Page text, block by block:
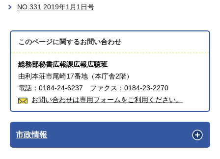
NO.331 2019年1月1日号
このページに関するお問い合わせ
総務部秘書広報課広報広聴班
由利本荘市尾崎17番地（本庁舎2階）
電話：0184-24-6237 ファクス：0184-23-2270
お問い合わせは専用フォームをご利用ください。
市政情報